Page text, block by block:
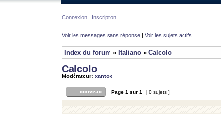
Connexion Inscription
Voir les messages sans réponse | Voir les sujets actifs
Index du forum » Italiano » Calcolo
Calcolo
Modérateur: xantox
Page 1 sur 1 [ 0 sujets ]